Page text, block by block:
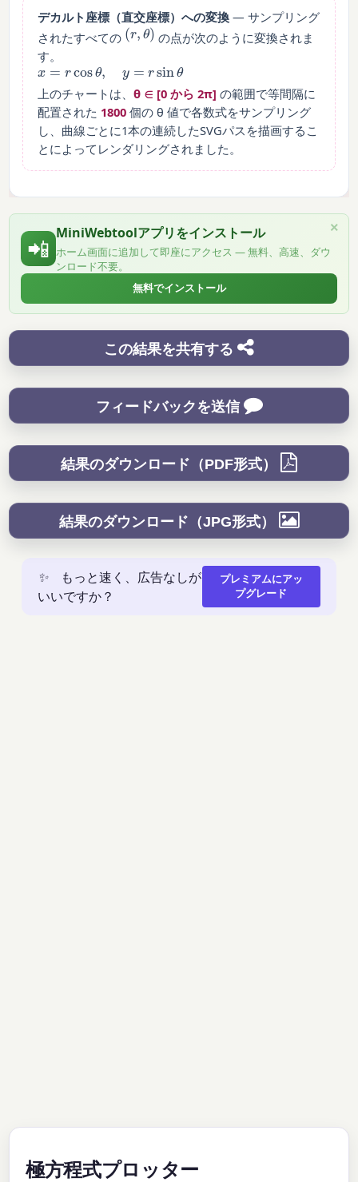
デカルト座標（直交座標）への変換— サンプリング
されたすべての
(r,θ)
の点が次のように変換されま
す。
x=rcosθ, y= sinθ
上のチャートは、 θ ∈ [0 から 2π] の範囲で等間隔に
配置された 1800個の θ 値で各数式をサンプリング
し、曲線ごとに1本の連続したSVGパスを描画するこ
とによってレンダリングされました。
📲
MiniWebtoolアプリをインストール
ホーム画面に追加して即座にアクセス — 無料、高速、ダウ
ンロード不要。
無料でインストール
×
この結果を共有する
フィードバックを送信
結果のダウンロード（PDF形式）
結果のダウンロード（JPG形式）
✨
もっと速く、広告なしが
いいですか？
プレミアムにアッ
プグレード
極方程式プロッター